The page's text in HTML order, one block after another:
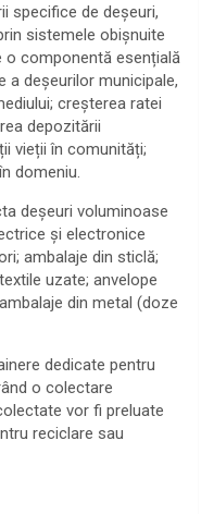
specifice de deșeuri,
sistemele obișnuite
componentă esențială
a deșeurilor municipale,
creșterea ratei
depozitării
vieții în comunități;
domeniu.
deșeuri voluminoase
și electronice
ambalaje din sticlă;
uzate; anvelope
din metal (doze
dedicate pentru
o colectare
vor fi preluate
reciclare sau